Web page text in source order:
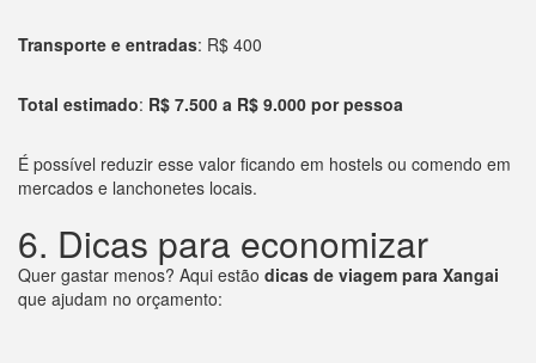
Transporte e entradas: R$ 400
Total estimado: R$ 7.500 a R$ 9.000 por pessoa
É possível reduzir esse valor ficando em hostels ou comendo em
mercados e lanchonetes locais.
6. Dicas para economizar
Quer gastar menos? Aqui estão dicas de viagem para Xangai
que ajudam no orçamento: